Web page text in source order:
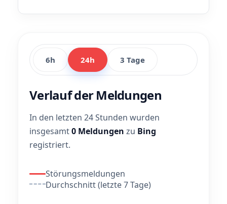
6h 24h 3 Tage
Verlauf der Meldungen
In den letzten 24 Stunden wurden
insgesamt0 Meldungen zu Bing
registriert.
Störungsmeldungen
Durchschnitt (letzte 7 Tage)